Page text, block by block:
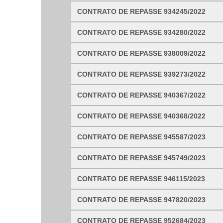
Ligue para nós
Ou seja atendido presencialmente
Segunda a sexta-feira, das 8:00 as 12:00 e
AVENIDA JUSTINIANO DE CASTRO
Outros meios de contato
e-SIC
Ouvidoria
CONTRATO DE REPASSE 934245/2022
CONTRATO DE REPASSE 934280/2022
CONTRATO DE REPASSE 938009/2022
CONTRATO DE REPASSE 939273/2022
CONTRATO DE REPASSE 940367/2022
CONTRATO DE REPASSE 940368/2022
CONTRATO DE REPASSE 945587/2023
CONTRATO DE REPASSE 945749/2023
CONTRATO DE REPASSE 946115/2023
CONTRATO DE REPASSE 947820/2023
CONTRATO DE REPASSE 952684/2023